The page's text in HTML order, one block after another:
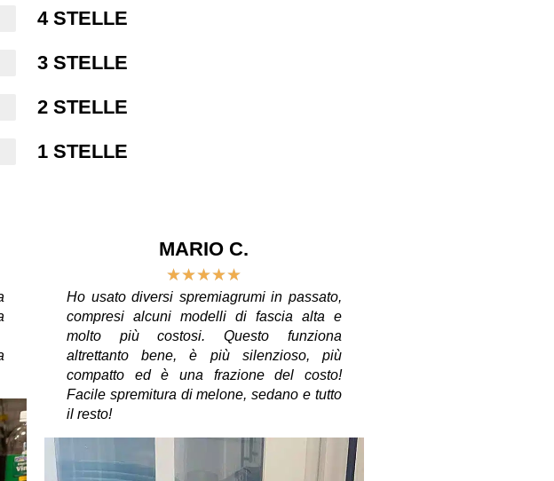
4 STELLE
3 STELLE
2 STELLE
1 STELLE
MARIO C.
★★★★★
Ho usato diversi spremiagrumi in passato,
compresi alcuni modelli di fascia alta e
molto più costosi. Questo funziona
altrettanto bene, è più silenzioso, più
compatto ed è una frazione del costo!
Facile spremitura di melone, sedano e tutto
il resto!